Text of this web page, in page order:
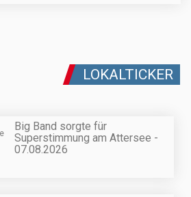
LOKALTICKER
Big Band sorgte für
Superstimmung am Attersee -
07.08.2026